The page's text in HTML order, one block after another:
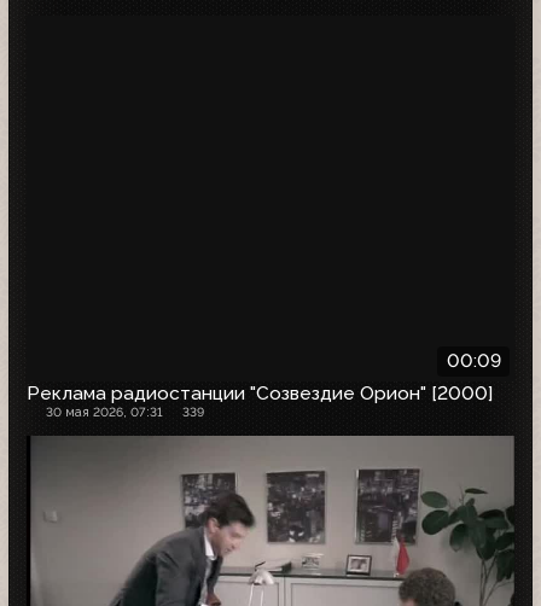
00:09
Реклама радиостанции "Созвездие Орион" [2000]
30 мая 2026, 07:31 339